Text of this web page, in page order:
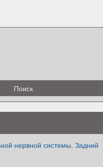
нервной системы. Задний